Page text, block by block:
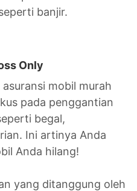
banjir.
Only
mobil murah
pada penggantian
begal,
Ini artinya Anda
Anda hilang!
yang ditanggung oleh